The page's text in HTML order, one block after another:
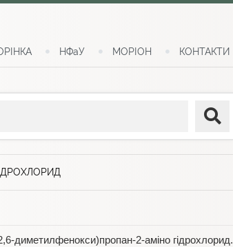
НФаУ МОРІОН КОНТАКТИ
диметилфенокси)пропан-2-аміно гідрохлорид.